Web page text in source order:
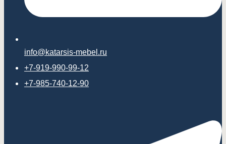
info@katarsis-mebel.ru
+7-919-990-99-12
+7-985-740-12-90